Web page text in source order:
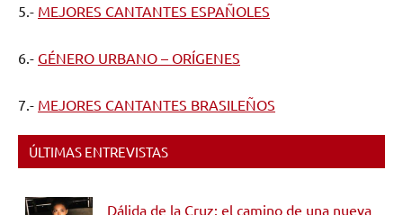
5.- MEJORES CANTANTES ESPAÑOLES
6.- GÉNERO URBANO – ORÍGENES
7.- MEJORES CANTANTES BRASILEÑOS
ÚLTIMAS ENTREVISTAS
Dálida de la Cruz: el camino de una nueva